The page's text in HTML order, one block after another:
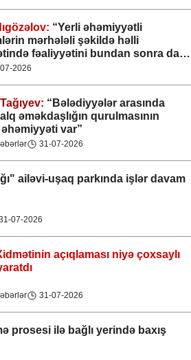
“Yerli əhəmiyyətli
mərhələli şəkildə həlli
fəaliyyətini bundan sonra da
2026
“Bələdiyyələr arasında
əməkdaşlığın qurulmasının
var”
31-07-2026
ailəvi-uşaq parkında işlər davam
07-2026
açıqlaması niyə çoxsaylı
31-07-2026
prosesi ilə bağlı yerində baxış